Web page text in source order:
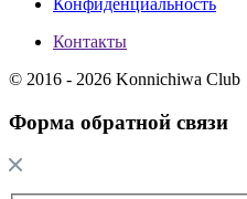
Конфиденциальность
Контакты
© 2016 - 2026 Konnichiwa Club
Форма обратной связи